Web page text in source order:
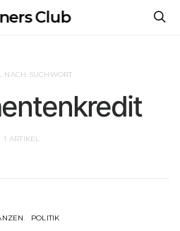
Club
NACH SUCHWORT
1 ARTIKEL
POLITIK